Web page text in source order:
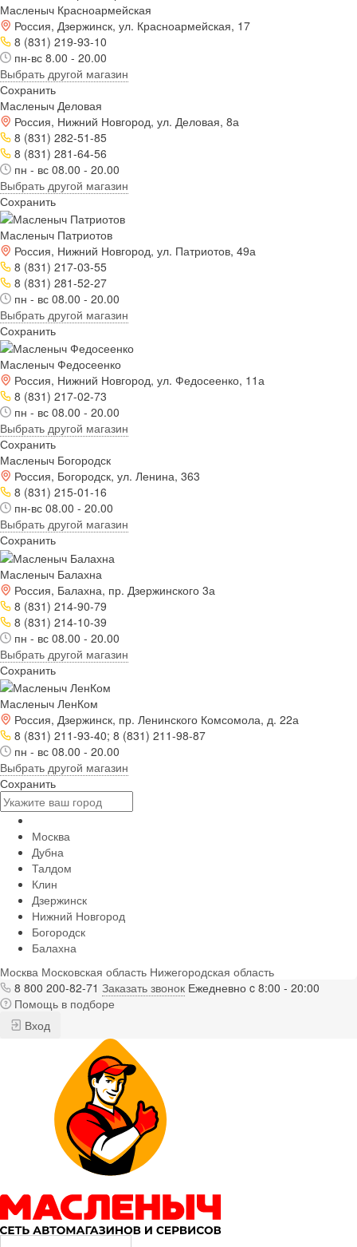
Масленыч Красноармейская
Россия, Дзержинск, ул. Красноармейская, 17
8 (831) 219-93-10
пн-вс 8.00 - 20.00
Выбрать другой магазин
Сохранить
Масленыч Деловая
Россия, Нижний Новгород, ул. Деловая, 8а
8 (831) 282-51-85
8 (831) 281-64-56
пн - вс 08.00 - 20.00
Выбрать другой магазин
Сохранить
Масленыч Патриотов
Россия, Нижний Новгород, ул. Патриотов, 49а
8 (831) 217-03-55
8 (831) 281-52-27
пн - вс 08.00 - 20.00
Выбрать другой магазин
Сохранить
Масленыч Федосеенко
Россия, Нижний Новгород, ул. Федосеенко, 11а
8 (831) 217-02-73
пн - вс 08.00 - 20.00
Выбрать другой магазин
Сохранить
Масленыч Богородск
Россия, Богородск, ул. Ленина, 363
8 (831) 215-01-16
пн-вс 08.00 - 20.00
Выбрать другой магазин
Сохранить
Масленыч Балахна
Россия, Балахна, пр. Дзержинского 3а
8 (831) 214-90-79
8 (831) 214-10-39
пн - вс 08.00 - 20.00
Выбрать другой магазин
Сохранить
Масленыч ЛенКом
Россия, Дзержинск, пр. Ленинского Комсомола, д. 22а
8 (831) 211-93-40; 8 (831) 211-98-87
пн - вс 08.00 - 20.00
Выбрать другой магазин
Сохранить
Москва
Дубна
Талдом
Клин
Дзержинск
Нижний Новгород
Богородск
Балахна
Москва Московская область Нижегородская область
8 800 200-82-71 Заказать звонок Ежедневно c 8:00 - 20:00
Помощь в подборе
Вход